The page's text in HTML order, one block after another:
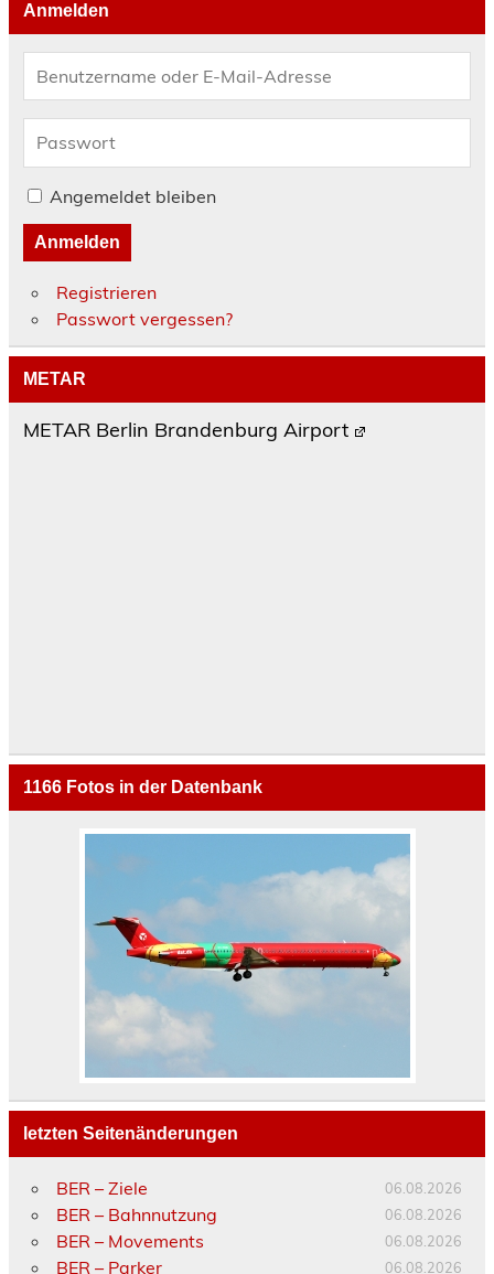
Anmelden
Angemeldet bleiben
Anmelden
Registrieren
Passwort vergessen?
METAR
METAR Berlin Brandenburg Airport
1166Fotos in der Datenbank
letzten Seitenänderungen
BER – Ziele 06.08.2026
BER – Bahnnutzung 06.08.2026
BER – Movements 06.08.2026
BER – Parker 06.08.2026